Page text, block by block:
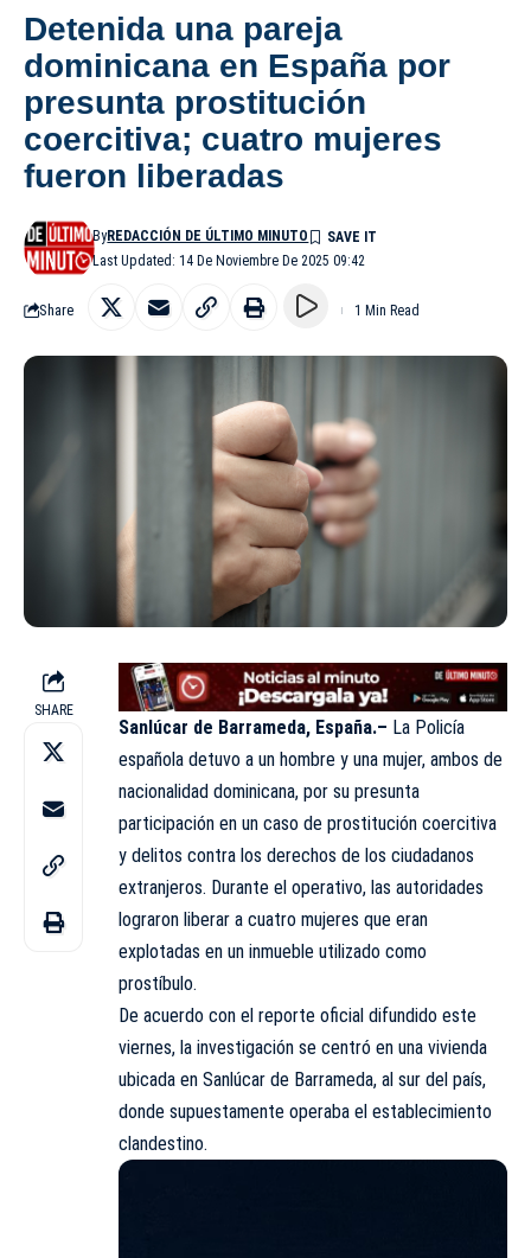
Detenida una pareja
dominicana en España por
presunta prostitución
coercitiva; cuatro mujeres
fueron liberadas
Last Updated: 14 De Noviembre De 2025 09:42
ByREDACCIÓN DE ÚLTIMO MINUTO
Share 1 Min Read
SHARE
Sanlúcar de Barrameda, España.– La Policía
española detuvo a un hombre y una mujer, ambos de
nacionalidad dominicana, por su presunta
participación en un caso de prostitución coercitiva
y delitos contra los derechos de los ciudadanos
extranjeros. Durante el operativo, las autoridades
lograron liberar a cuatro mujeres que eran
explotadas en un inmueble utilizado como
prostíbulo.
De acuerdo con el reporte oficial difundido este
viernes, la investigación se centró en una vivienda
ubicada en Sanlúcar de Barrameda, al sur del país,
donde supuestamente operaba el establecimiento
clandestino.